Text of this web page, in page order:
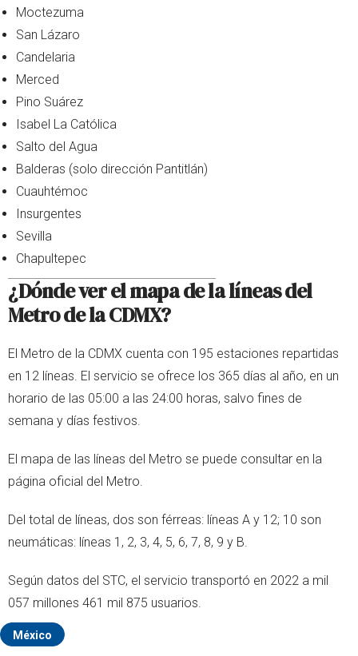
Moctezuma
San Lázaro
Candelaria
Merced
Pino Suárez
Isabel La Católica
Salto del Agua
Balderas (solo dirección Pantitlán)
Cuauhtémoc
Insurgentes
Sevilla
Chapultepec
¿Dónde ver el mapa de la líneas del
Metro de la CDMX?
El Metro de la CDMX cuenta con 195 estaciones repartidas
en 12 líneas. El servicio se ofrece los 365 días al año, en un
horario de las 05:00 a las 24:00 horas, salvo fines de
semana y días festivos.
El mapa de las líneas del Metro se puede consultar en la
página oficial del Metro.
Del total de líneas, dos son férreas: líneas A y 12; 10 son
neumáticas: líneas 1, 2, 3, 4, 5, 6, 7, 8, 9 y B.
Según datos del STC, el servicio transportó en 2022 a mil
057 millones 461 mil 875 usuarios.
México